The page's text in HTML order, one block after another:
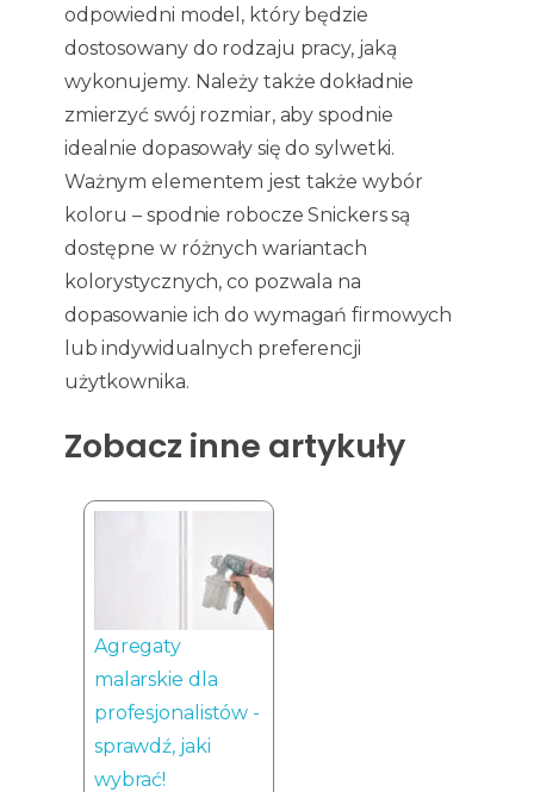
odpowiedni model, który będzie
dostosowany do rodzaju pracy, jaką
wykonujemy. Należy także dokładnie
zmierzyć swój rozmiar, aby spodnie
idealnie dopasowały się do sylwetki.
Ważnym elementem jest także wybór
koloru – spodnie robocze Snickers są
dostępne w różnych wariantach
kolorystycznych, co pozwala na
dopasowanie ich do wymagań firmowych
lub indywidualnych preferencji
użytkownika.
Zobacz inne artykuły
Agregaty
malarskie dla
profesjonalistów -
sprawdź, jaki
wybrać!